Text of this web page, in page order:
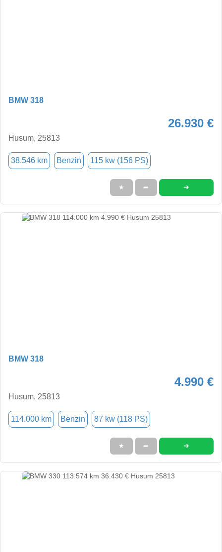
BMW 318
26.930 €
Husum, 25813
38.546 km Benzin 115 kw (156 PS)
★ ➦ ➜
BMW 318
4.990 €
Husum, 25813
114.000 km Benzin 87 kw (118 PS)
★ ➦ ➜